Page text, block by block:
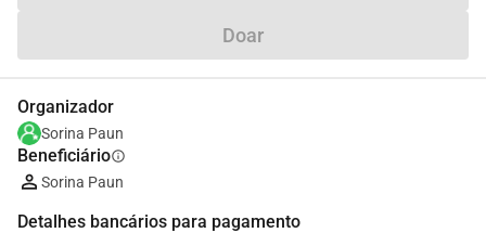
Doar
Organizador
Sorina Paun
Beneficiárioinfo
Sorina Paun
Detalhes bancários para pagamento